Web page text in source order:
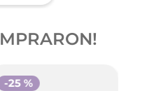
-25 %